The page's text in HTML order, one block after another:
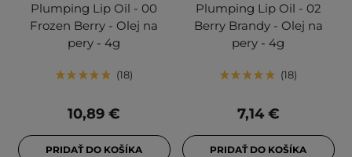
Plumping Lip Oil - 00
Frozen Berry - Olej na
pery - 4g
18
10,89 €
PRIDAŤ DO KOŠÍKA
Plumping Lip Oil - 02
Berry Brandy - Olej na
pery - 4g
18
7,14 €
PRIDAŤ DO KOŠÍKA